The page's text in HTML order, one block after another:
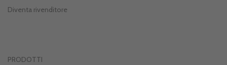
Diventa rivenditore
PRODOTTI